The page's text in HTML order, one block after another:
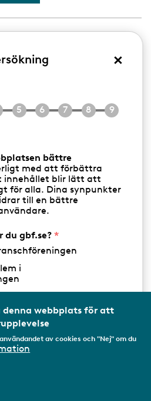
AB
×
bättre
med att förbättra
innehållet blir lätt att
för alla. Dina synpunkter
till en bättre
du gbf.se?
i
Svenskt Näringsliv
denna webbplats för att
av cookies och "Nej" om du